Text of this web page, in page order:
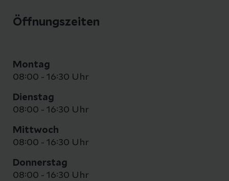
Öffnungszeiten
Montag
08:00 - 16:30 Uhr
Dienstag
08:00 - 16:30 Uhr
Mittwoch
08:00 - 16:30 Uhr
Donnerstag
08:00 - 16:30 Uhr